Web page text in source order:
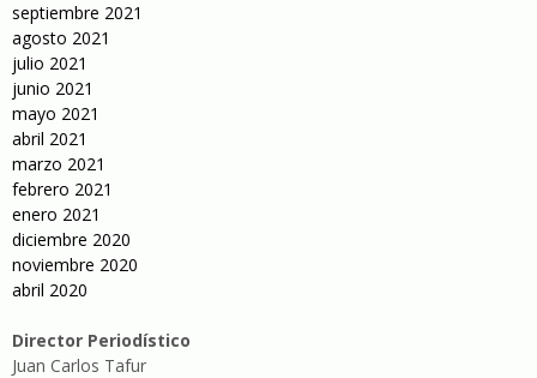
septiembre 2021
agosto 2021
julio 2021
junio 2021
mayo 2021
abril 2021
marzo 2021
febrero 2021
enero 2021
diciembre 2020
noviembre 2020
abril 2020
Director Periodístico
Juan Carlos Tafur